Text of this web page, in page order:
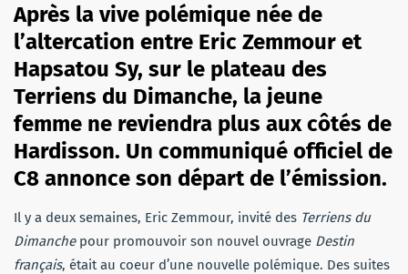
Après la vive polémique née de
l’altercation entre Eric Zemmour et
Hapsatou Sy, sur le plateau des
Terriens du Dimanche, la jeune
femme ne reviendra plus aux côtés de
Hardisson. Un communiqué officiel de
C8 annonce son départ de l’émission.
Il y a deux semaines, Eric Zemmour, invité des Terriens du
Dimanchepour promouvoir son nouvel ouvrage Destin
français, était au coeur d’une nouvelle polémique. Des suites